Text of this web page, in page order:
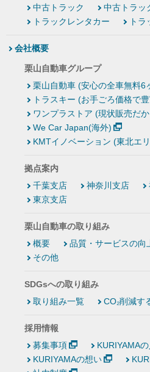
中古トラック
中古トラッ
トラックレンタカー
トラ
会社概要
栗山自動車グループ
栗山自動車 (安心の全車無料6
トラスキー (お手ごろ価格で
ワンプラストア (現状販売だ
We Car Japan(海外)
KMTイノベーション (東北エ
拠点案内
千葉支店
神奈川支店
東京支店
栗山自動車の取り組み
概要
品質・サービスの向
その他
SDGsへの取り組み
取り組み一覧
CO₂削減す
採用情報
募集事項
KURIYAMAの
KURIYAMAの想い